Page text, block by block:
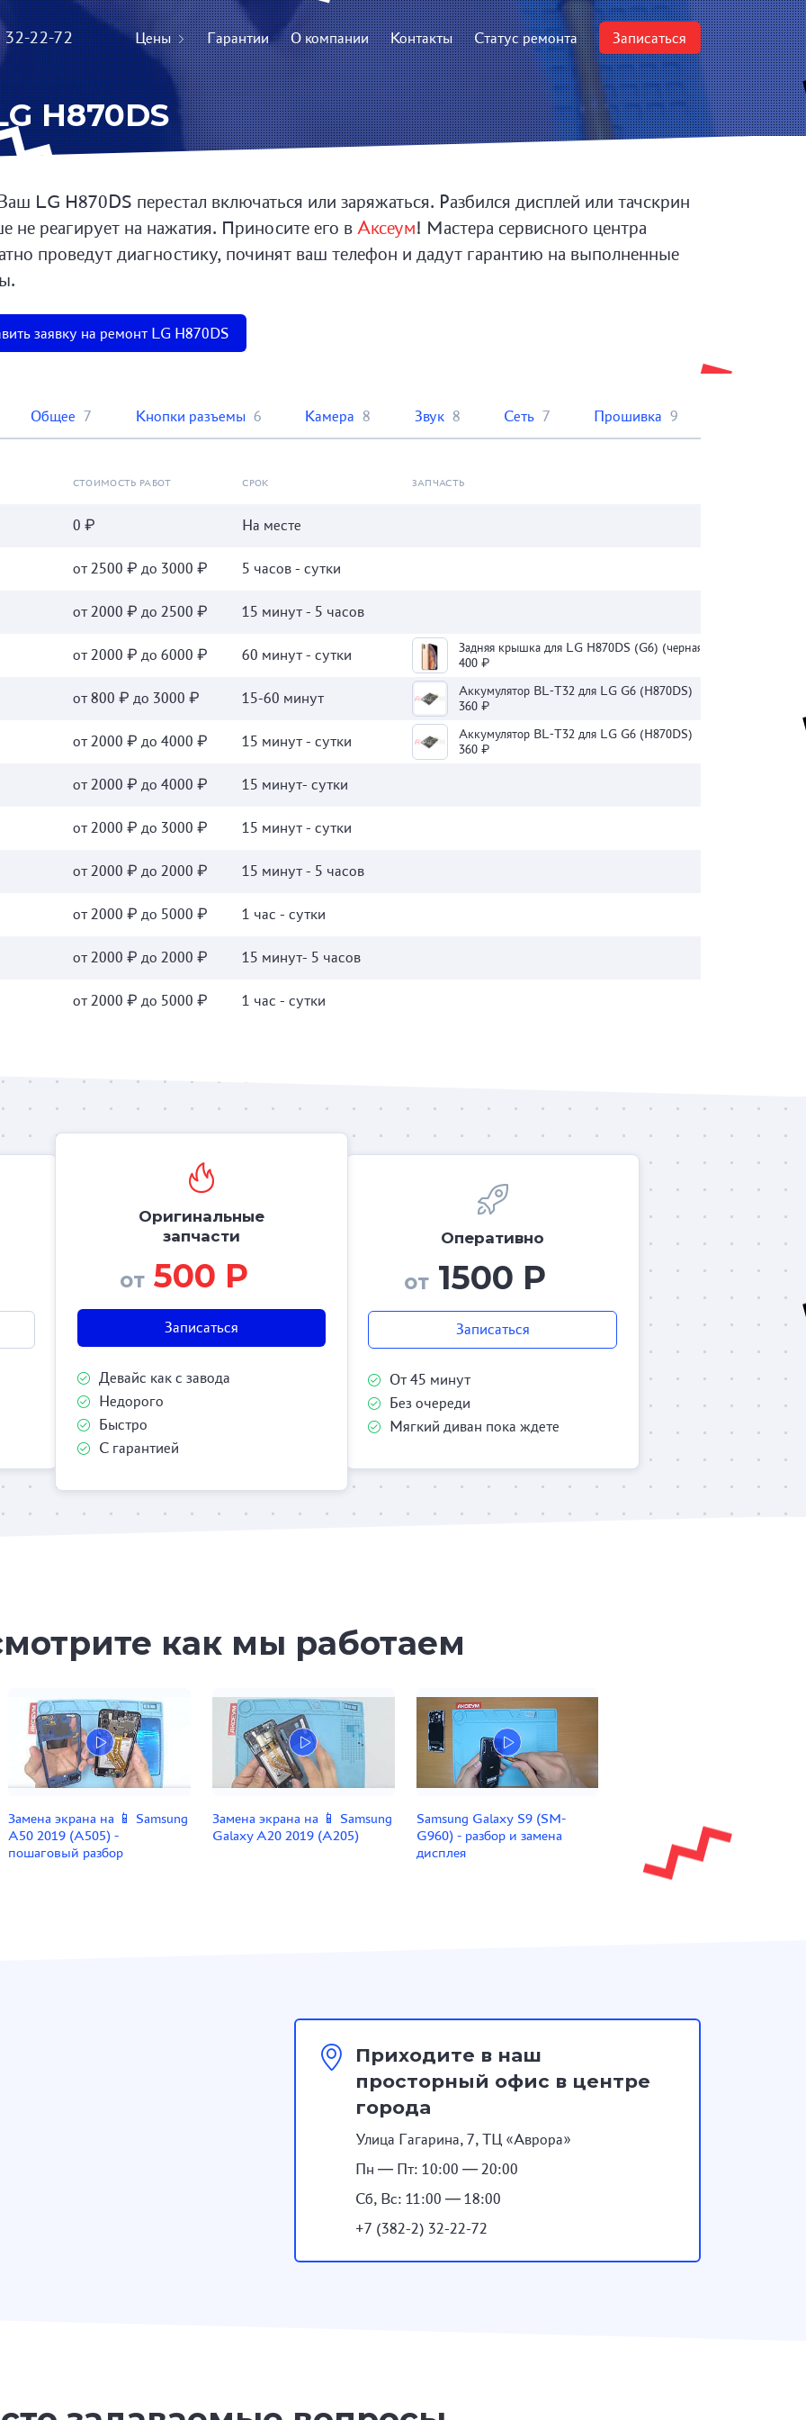
32-22-72 Цены Гарантии О компании Контакты Статус ремонта Записаться
H870DS
LG H870DS перестал включаться или заряжаться. Разбился дисплей или тачскрин
не реагирует на нажатия. Приносите его в Аксеум! Мастера сервисного центра
проведут диагностику, починят ваш телефон и дадут гарантию на выполненные
заявку на ремонт LG H870DS
Общее 7 Кнопки разъемы 6 Камера 8 Звук 8 Сеть 7 Прошивка 9
СТОИМОСТЬ РАБОТ СРОК ЗАПЧАСТЬ
0 ₽ На месте
от 2500 ₽ до 3000 ₽ 5 часов - сутки
от 2000 ₽ до 2500 ₽ 15 минут - 5 часов
от 2000 ₽ до 6000 ₽ 60 минут - сутки
Задняя крышка для LG H870DS (G6) (черная)
400 ₽
от 800 ₽ до 3000 ₽ 15-60 минут
Аккумулятор BL-T32 для LG G6 (H870DS)
360 ₽
от 2000 ₽ до 4000 ₽ 15 минут - сутки
Аккумулятор BL-T32 для LG G6 (H870DS)
360 ₽
от 2000 ₽ до 4000 ₽ 15 минут- сутки
от 2000 ₽ до 3000 ₽ 15 минут - сутки
от 2000 ₽ до 2000 ₽ 15 минут - 5 часов
от 2000 ₽ до 5000 ₽ 1 час - сутки
от 2000 ₽ до 2000 ₽ 15 минут- 5 часов
от 2000 ₽ до 5000 ₽ 1 час - сутки
Оригинальные
запчасти
от500 Р
Записаться
Девайс как с завода
Недорого
Быстро
С гарантией
Оперативно
от1500 Р
Записаться
От 45 минут
Без очереди
Мягкий диван пока ждете
как мы работаем
Замена экрана на 📱 Samsung
A50 2019 (A505) -
пошаговый разбор
Замена экрана на 📱 Samsung
Galaxy A20 2019 (A205)
Samsung Galaxy S9 (SM-
G960) - разбор и замена
дисплея
Приходите в наш
просторный офис в центре
города
Улица Гагарина, 7, ТЦ «Аврора»
Пн — Пт: 10:00 — 20:00
Сб, Вс: 11:00 — 18:00
+7 (382-2) 32-22-72